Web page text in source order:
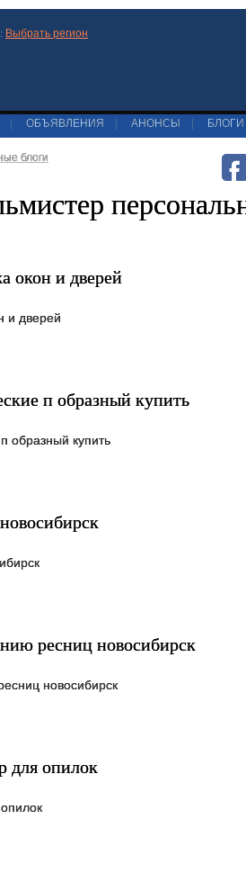
Выбрать регион
ОБЪЯВЛЕНИЯ АНОНСЫ БЛОГИ
блоги
окон и дверей
и дверей
п образный купить
образный купить
ресниц новосибирск
новосибирск
для опилок